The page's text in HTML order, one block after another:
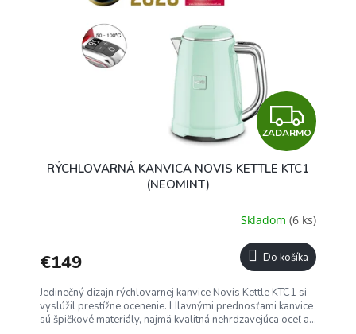
Z
A
D
A
R
M
O
ZADARMO
RÝCHLOVARNÁ KANVICA NOVIS KETTLE KTC1
(NEOMINT)
Skladom (6 ks)
€149 Do košíka
Jedinečný dizajn rýchlovarnej kanvice Novis Kettle KTC1 si
vyslúžil prestížne ocenenie. Hlavnými prednosťami kanvice
sú špičkové materiály, najmä kvalitná nehrdzavejúca oceľ a...